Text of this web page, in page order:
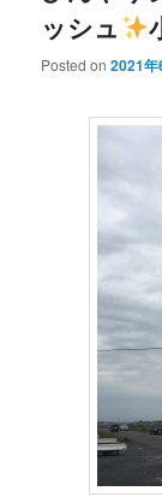
ッシュ
Posted on2021年